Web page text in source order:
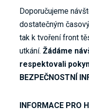
Doporučujeme
dostatečným
tak k tvoření front
utkání. Žádáme
respektovali
BEZPEČNOSTNÍ
INFORMACE PRO